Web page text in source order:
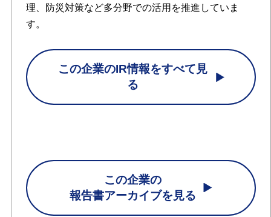
理、防災対策など多分野での活用を推進していま
す。
この企業のIR情報をすべて見
る
この企業の
報告書アーカイブを見る